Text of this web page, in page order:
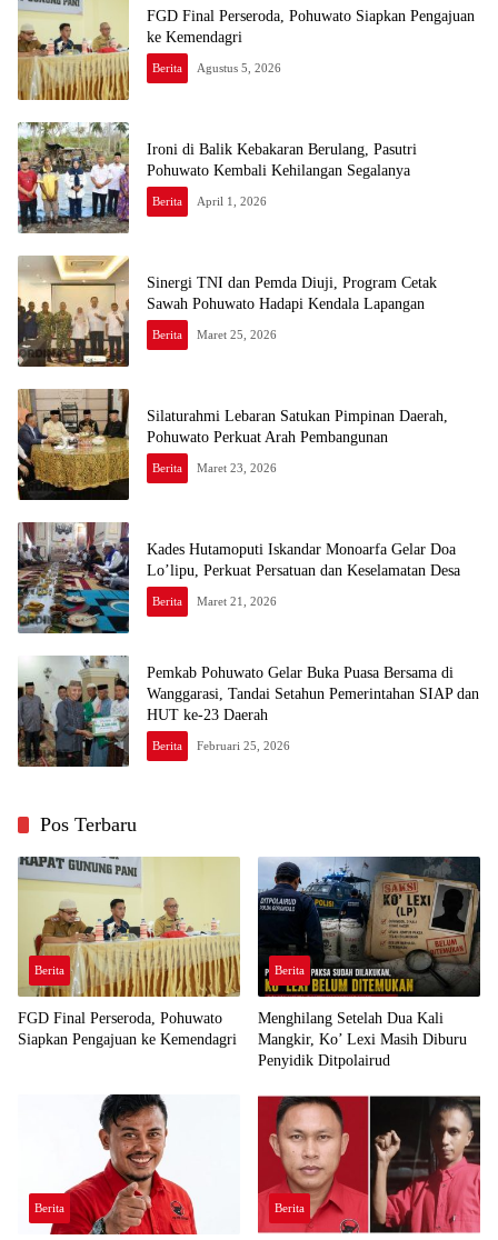
FGD Final Perseroda, Pohuwato Siapkan Pengajuan
ke Kemendagri
Berita Agustus 5, 2026
Ironi di Balik Kebakaran Berulang, Pasutri
Pohuwato Kembali Kehilangan Segalanya
Berita April 1, 2026
Sinergi TNI dan Pemda Diuji, Program Cetak
Sawah Pohuwato Hadapi Kendala Lapangan
Berita Maret 25, 2026
Silaturahmi Lebaran Satukan Pimpinan Daerah,
Pohuwato Perkuat Arah Pembangunan
Berita Maret 23, 2026
Kades Hutamoputi Iskandar Monoarfa Gelar Doa
Lo’lipu, Perkuat Persatuan dan Keselamatan Desa
Berita Maret 21, 2026
Pemkab Pohuwato Gelar Buka Puasa Bersama di
Wanggarasi, Tandai Setahun Pemerintahan SIAP dan
HUT ke-23 Daerah
Berita Februari 25, 2026
Pos Terbaru
Berita
FGD Final Perseroda, Pohuwato
Siapkan Pengajuan ke Kemendagri
Berita
Menghilang Setelah Dua Kali
Mangkir, Ko’ Lexi Masih Diburu
Penyidik Ditpolairud
Berita Berita